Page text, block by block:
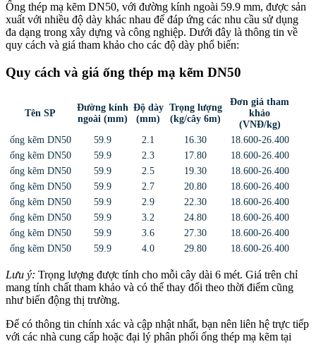
Ống thép mạ kẽm DN50, với đường kính ngoài 59.9 mm, được sản
xuất với nhiều độ dày khác nhau để đáp ứng các nhu cầu sử dụng
đa dạng trong xây dựng và công nghiệp. Dưới đây là thông tin về
quy cách và giá tham khảo cho các độ dày phổ biến:
Quy cách và giá ống thép mạ kẽm DN50
Tên SP
Đường kính
ngoài (mm)
Độ dày
(mm)
Trọng lượng
(kg/cây 6m)
Đơn giá tham
khảo
(VNĐ/kg)
ống kẽm DN50
59.9 2.1 16.30
18.600-26.400
ống kẽm DN50
59.9 2.3 17.80
18.600-26.400
ống kẽm DN50
59.9 2.5 19.30
18.600-26.400
ống kẽm DN50
59.9 2.7 20.80
18.600-26.400
ống kẽm DN50
59.9 2.9 22.30
18.600-26.400
ống kẽm DN50
59.9 3.2 24.80
18.600-26.400
ống kẽm DN50
59.9 3.6 27.30
18.600-26.400
ống kẽm DN50
59.9 4.0 29.80 18.600-26.400
Lưu ý: Trọng lượng được tính cho mỗi cây dài 6 mét. Giá trên chỉ
mang tính chất tham khảo và có thể thay đổi theo thời điểm cũng
như biến động thị trường.
Để có thông tin chính xác và cập nhật nhất, bạn nên liên hệ trực tiếp
với các nhà cung cấp hoặc đại lý phân phối ống thép mạ kẽm tại